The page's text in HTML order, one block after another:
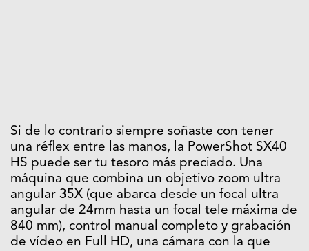
Si de lo contrario siempre soñaste con tener
una réflex entre las manos, la PowerShot SX40
HS puede ser tu tesoro más preciado. Una
máquina que combina un objetivo zoom ultra
angular 35X (que abarca desde un focal ultra
angular de 24mm hasta un focal tele máxima de
840 mm), control manual completo y grabación
de vídeo en Full HD, una cámara con la que